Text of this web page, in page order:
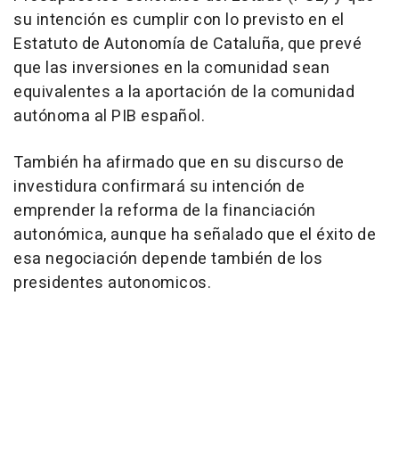
su intención es cumplir con lo previsto en el
Estatuto de Autonomía de Cataluña, que prevé
que las inversiones en la comunidad sean
equivalentes a la aportación de la comunidad
autónoma al PIB español.
También ha afirmado que en su discurso de
investidura confirmará su intención de
emprender la reforma de la financiación
autonómica, aunque ha señalado que el éxito de
esa negociación depende también de los
presidentes autonomicos.